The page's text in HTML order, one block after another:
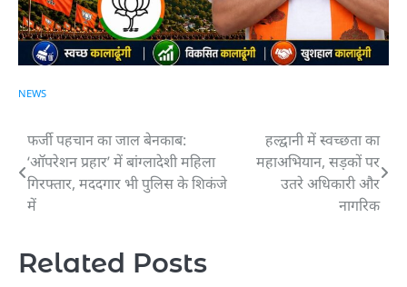
NEWS
Post
navigation
फर्जी पहचान का जाल बेनकाब:
‘ऑपरेशन प्रहार’ में बांग्लादेशी महिला
गिरफ्तार, मददगार भी पुलिस के शिकंजे
में
हल्द्वानी में स्वच्छता का
महाअभियान, सड़कों पर
उतरे अधिकारी और
नागरिक
Related Posts